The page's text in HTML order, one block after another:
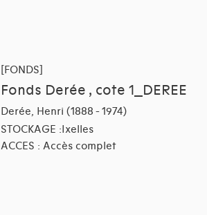
[FONDS]
Fonds Derée , cote 1_DEREE
Derée, Henri (1888 - 1974)
STOCKAGE :Ixelles
ACCES : Accès complet